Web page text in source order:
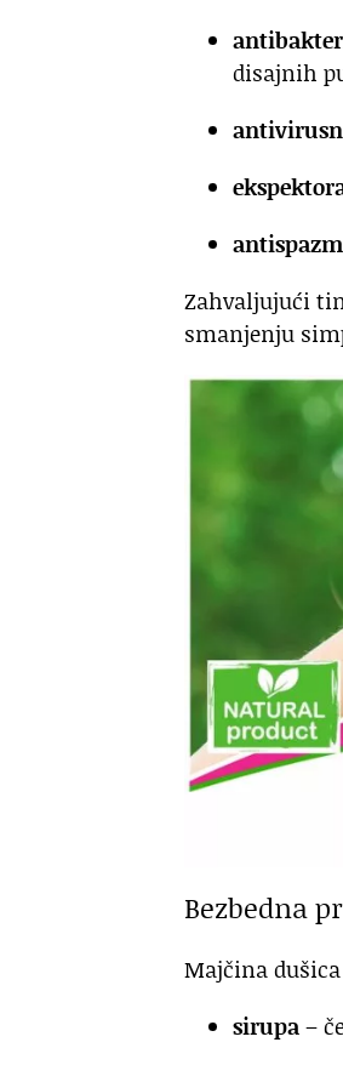
disajnih
Zahvaljujući
smanjenju
Bezbedna
Majčina
sirupa–